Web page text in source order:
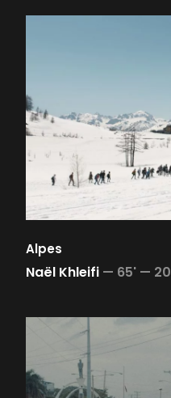
Alpes
Naël Khleifi — 65' —